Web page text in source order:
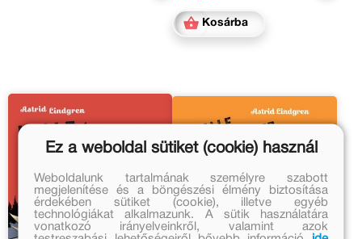
Kosárba
Ez a weboldal sütiket (cookie) használ
Weboldalunk tartalmának személyre szabott
megjelenítése és a böngészési élmény biztosítása
érdekében sütiket (cookie), illetve egyéb
technológiákat alkalmazunk. A sütik használatára
vonatkozó irányelveinkről, valamint azok